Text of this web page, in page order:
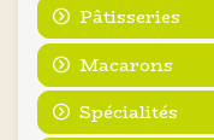
Pâtisseries
Macarons
Spécialités